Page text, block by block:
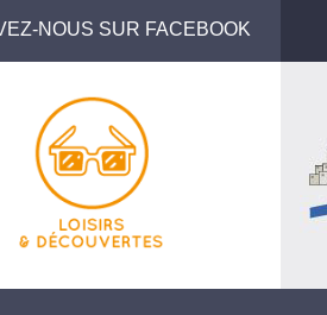
NOUS SUR FACEBOOK